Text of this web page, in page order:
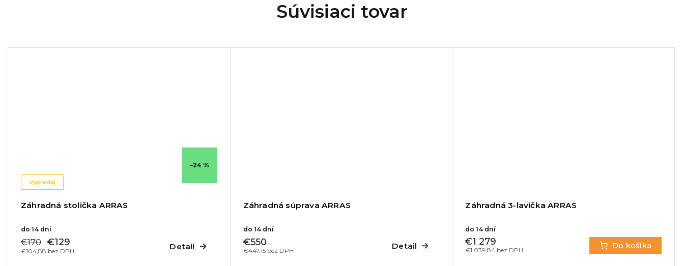
Súvisiaci tovar
Výpredaj
–24 %
Záhradná stolička ARRAS
do 14 dní
€104,88 bez DPH
€170 €129 Detail
Záhradná súprava ARRAS
do 14 dní
€447,15 bez DPH
€550 Detail
Záhradná 3-lavička ARRAS
do 14 dní
€1 039,84 bez DPH
€1 279 Do košíka